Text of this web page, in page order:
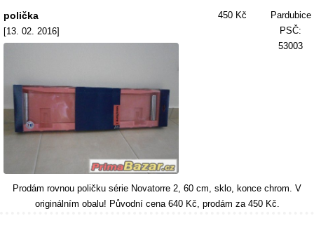
polička
[13. 02. 2016]
450 Kč
Pardubice
PSČ:
53003
Prodám rovnou poličku série Novatorre 2, 60 cm, sklo, konce chrom. V
originálním obalu! Původní cena 640 Kč, prodám za 450 Kč.